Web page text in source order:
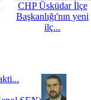
CHP Üsküdar İlçe
Başkanlığı'nın yeni
ilç...